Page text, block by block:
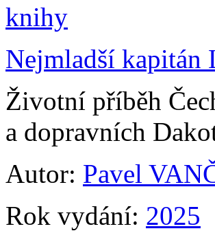
Nejmladší kapitán
Životní příběh
a dopravních
Autor: Pavel
Rok vydání: 2025